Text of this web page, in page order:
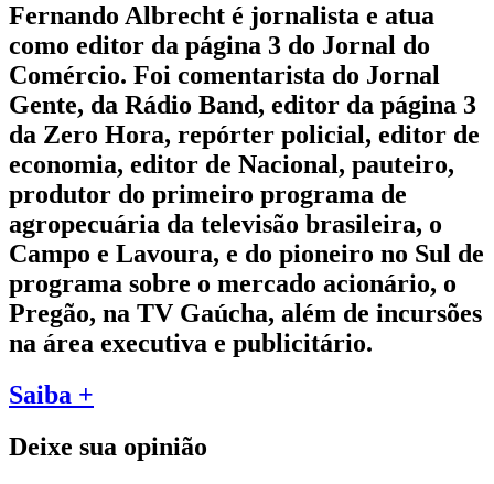
Fernando Albrecht é jornalista e atua
como editor da página 3 do Jornal do
Comércio. Foi comentarista do Jornal
Gente, da Rádio Band, editor da página 3
da Zero Hora, repórter policial, editor de
economia, editor de Nacional, pauteiro,
produtor do primeiro programa de
agropecuária da televisão brasileira, o
Campo e Lavoura, e do pioneiro no Sul de
programa sobre o mercado acionário, o
Pregão, na TV Gaúcha, além de incursões
na área executiva e publicitário.
Saiba +
Deixe sua opinião